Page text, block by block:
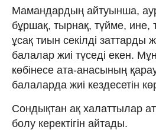
Мамандардың айтуынша,
бұршақ, тырнақ, түйме, ине,
ұсақ тиын секілді заттарды
балалар жиі түседі екен.
көбінесе ата-анасының
балаларда жиі кездесетін
Сондықтан ақ халаттылар
болу керектігін айтады.